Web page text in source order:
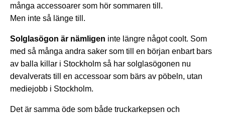
många accessoarer som hör sommaren till.
Men inte så länge till.
Solglasögon är nämligen inte längre något coolt. Som
med så många andra saker som till en början enbart bars
av balla killar i Stockholm så har solglasögonen nu
devalverats till en accessoar som bärs av pöbeln, utan
mediejobb i Stockholm.
Det är samma öde som både truckarkepsen och